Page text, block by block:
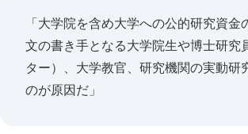
「大学院を含め大学への公的研究資金
文の書き手となる大学院生や博士研究
ター）、大学教官、研究機関の実動研
のが原因だ」